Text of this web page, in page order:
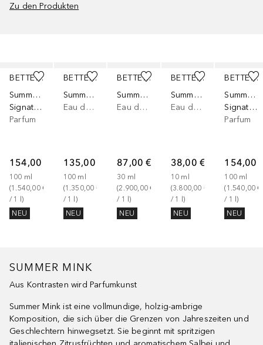
Zu den Produkten
BETTER WORLD FRAGRANCE HOUSE BY DRAKE
Summer Mink
Signature Edition mit Design-Sockel
Parfum
154,00 €
100 ml
(1.540,00 €
/ 1 l)
NEU
BETTER WORLD FRAGRANCE HOUSE BY DRAKE
Summer Mink
Eau de Parfum
135,00 €
100 ml
(1.350,00 €
/ 1
)
NEU
BETTER WORLD FRAGRANCE HOUSE BY DRAKE
Summer Mink
Eau de Parfum
87,00 €
30 ml
(2.900,00 €
/ 1 l)
NEU
BETTER WORLD FRAGRANCE HOUSE BY DRAKE
Summer Mink
Eau de Parfum
38,00 €
10 ml
(3.800,00 €
/ 1
)
NEU
BETTER WORLD FRAGRANCE HOUSE BY DRAKE
Summer Mink
Signature Edition mit Design-Sockel
Parfum
154,00
100 ml
(1.540,00 €
/ 1 l)
NEU
SUMMER MINK
Aus Kontrasten wird Parfumkunst
Summer Mink ist eine vollmundige, holzig-ambrige
Komposition, die sich über die Grenzen von Jahreszeiten und
Geschlechtern hinwegsetzt. Sie beginnt mit spritzigen